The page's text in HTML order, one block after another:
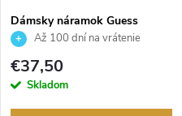
Dámsky náramok Guess
JUBB05022JWYGS
Až 100 dní na vrátenie
tovaru. Autorizovaný predajca.
€37,50
Skladom